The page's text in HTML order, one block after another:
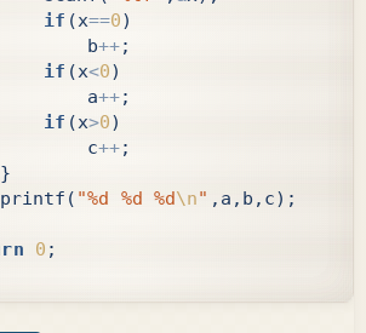
if (x==0)
b++;
if (x<0)
a++;
if (x>0)
c++;
}
printf ( "%d %d %d\n" , a , b , c);
0 ;